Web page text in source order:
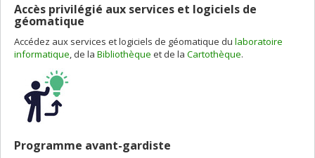
Accès privilégié aux services et logiciels de
géomatique
Accédez aux services et logiciels de géomatique du laboratoire
informatique, de la Bibliothèque et de la Cartothèque.
Programme avant-gardiste